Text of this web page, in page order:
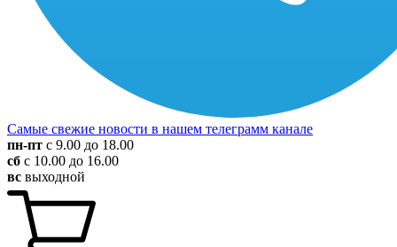
Самые свежие новости в нашем телеграмм канале
пн-пт с 9.00 до 18.00
сб с 10.00 до 16.00
вс выходной